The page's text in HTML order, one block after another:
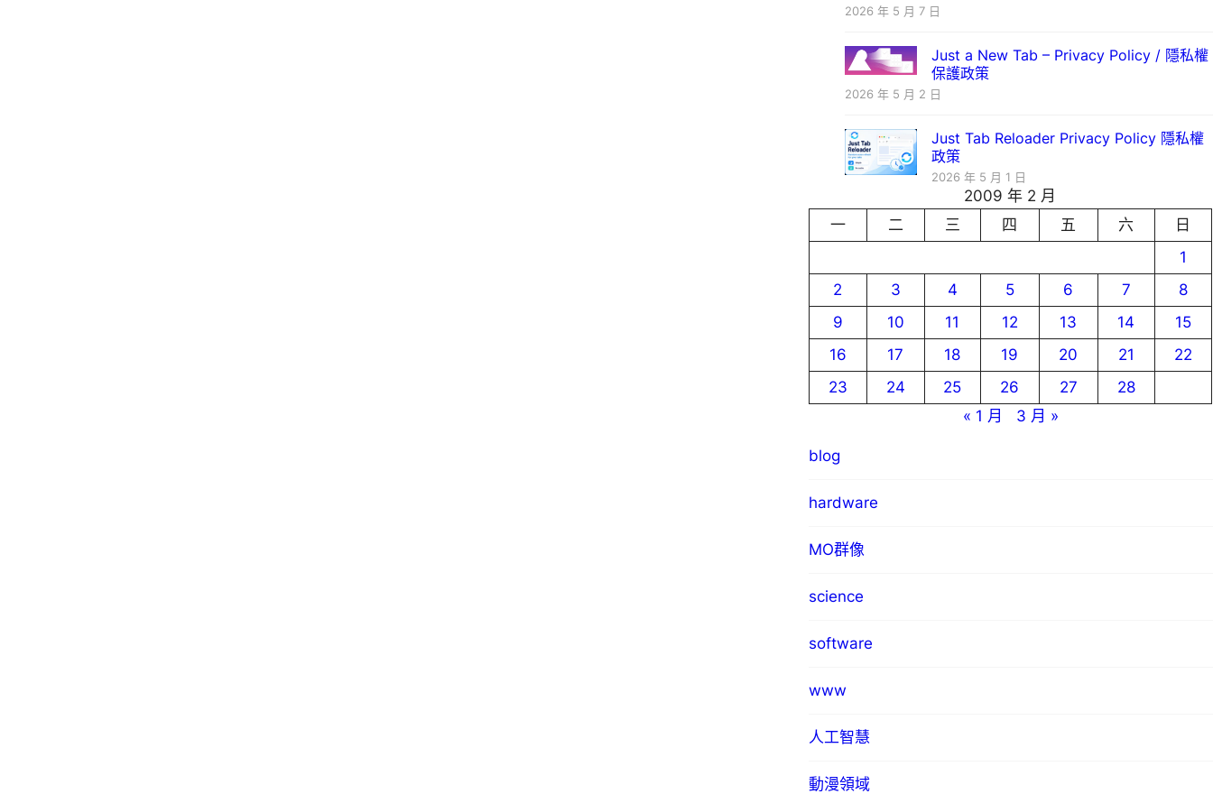
2026 年 5 月 7 日
Just a New Tab – Privacy Policy / 隱私權
保護政策
2026 年 5 月 2 日
Just Tab Reloader Privacy Policy 隱私權
政策
2026 年 5 月 1 日
2009 年 2 月
一
二 三 四 五 六
日
1
2
3 4 5 6 7
8
9
10 11 12 13 14
15
16
17 18 19 20 21
22
23
24 25 26 27
28
« 1 月
3 月 »
blog
hardware
MO群像
science
software
www
人工智慧
動漫領域